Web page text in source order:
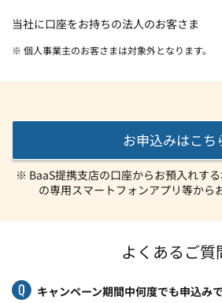
当社に口座をお持ちの法人のお客さま
※ 個人事業主のお客さまは対象外となります。
お申込みはこち
※ BaaS提携支店の口座からお預入れす
の専用スマートフォンアプリ等から
よくあるご質
キャンペーン期間中何度でも申込み